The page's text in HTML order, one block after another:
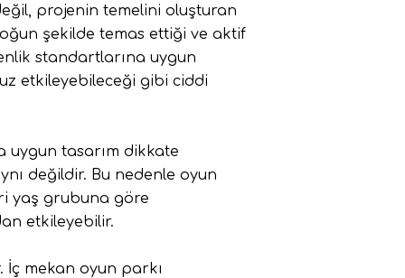
projenin temelini oluşturan
şekilde temas ettiği ve aktif
standartlarına uygun
etkileyebileceği gibi ciddi
uygun tasarım dikkate
değildir. Bu nedenle oyun
yaş grubuna göre
etkileyebilir.
mekan oyun parkı